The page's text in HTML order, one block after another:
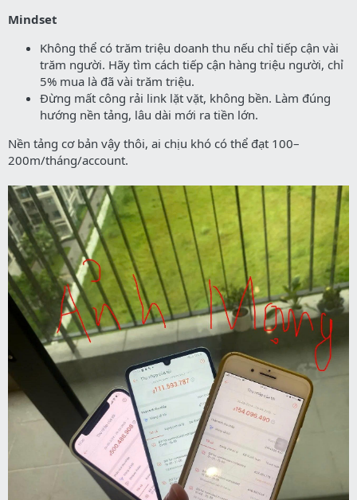
Mindset
Không thể có trăm triệu doanh thu nếu chỉ tiếp cận vài
trăm người. Hãy tìm cách tiếp cận hàng triệu người, chỉ
5% mua là đã vài trăm triệu.
Đừng mất công rải link lặt vặt, không bền. Làm đúng
hướng nền tảng, lâu dài mới ra tiền lớn.
Nền tảng cơ bản vậy thôi, ai chịu khó có thể đạt 100–
200m/tháng/account.